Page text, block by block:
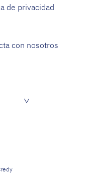
de privacidad
con nosotros